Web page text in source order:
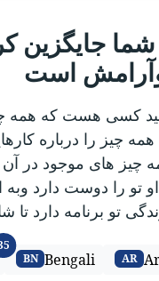
جایگزین
است
کسی هست که همه
چیز را درباره
چیز های موجود در آن
تو را دوست دارد وبه
تو برنامه دارد تا
AR
Bengali
BN